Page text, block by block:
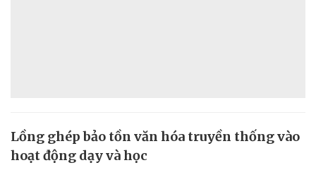
Lồng ghép bảo tồn văn hóa truyền thống vào
hoạt động dạy và học